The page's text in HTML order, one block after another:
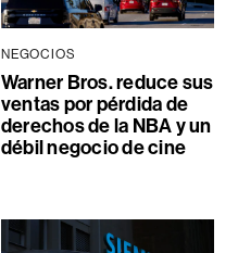
NEGOCIOS
Warner Bros. reduce sus
ventas por pérdida de
derechos de la NBA y un
débil negocio de cine